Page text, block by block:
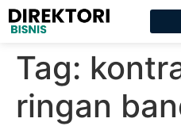
Tag:
ringan